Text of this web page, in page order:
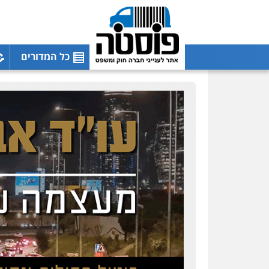
כל המדורים
וחקירות
0547342002
עו"ד אלון קריטי
פלילי כלכלי אלימות
0525544654
מנשה, אלמוג – עורכי דין
פלילי עבירות תנועה
צווארון לבן תעבורה עורכי
דין לענייני אסירים מעצרים
וחקירות
0546470989
עו"ד זוהר ארבל
פלילי פשיעה חמורה
מעצרים וחקירות קטינים
0538788878
עו"ד אסף דוק